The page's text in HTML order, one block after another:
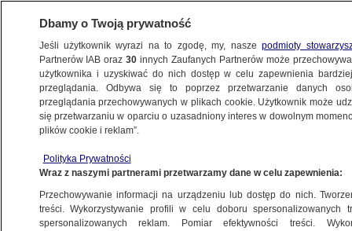
BIZNES
Z KRAJU
Wpłynęły dwa pozwy
2.02.2021, 19:17
Dbamy o Twoją prywatność
Jeśli użytkownik wyrazi na to zgodę, my, naszepodmioty
Partnerów IAB oraz30 innych Zaufanych Partnerów może
użytkownika i uzyskiwać do nich dostęp w celu zapewnienia
przeglądania. Odbywa się to poprzez przetwarzanie danych
przeglądania przechowywanych w plikach cookie. Użytkownik może
się przetwarzaniu w oparciu o uzasadniony interes w dowolnym
plików cookie i reklam”.
Polityka Prywatności
Wraz z naszymi partnerami przetwarzamy dane w celu zapewnienia:
Przechowywanie informacji na urządzeniu lub dostęp do nich.
treści. Wykorzystywanie profili w celu doboru spersonalizowanych
spersonalizowanych reklam. Pomiar efektywności treści.